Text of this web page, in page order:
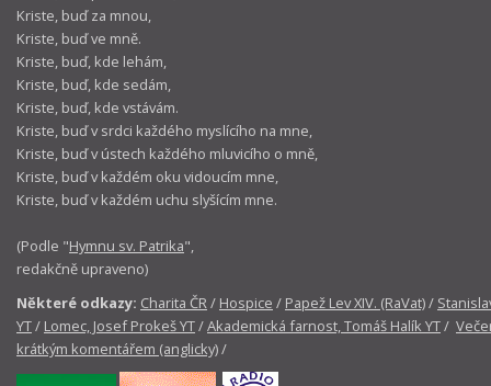
Kriste, buď za mnou,
Kriste, buď ve mně.
Kriste, buď, kde lehám,
Kriste, buď, kde sedám,
Kriste, buď, kde vstávám.
Kriste, buď v srdci každého myslícího na mne,
Kriste, buď v ústech každého mluvicího o mně,
Kriste, buď v každém oku vidoucím mne,
Kriste, buď v každém uchu slyšícím mne.
(Podle "Hymnu sv. Patrika",
redakčně upraveno)
Některé odkazy: Charita ČR/ Hospice / Papež Lev XIV. (RaVat)/
YT/ Lomec, Josef Prokeš YT/Akademická farnost, Tomáš Halík YT/
krátkým komentářem (anglicky)/